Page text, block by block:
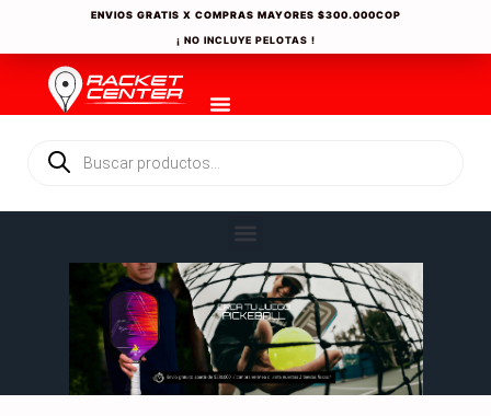
ENVIOS GRATIS X COMPRAS MAYORES $300.000COP
¡ NO INCLUYE PELOTAS !